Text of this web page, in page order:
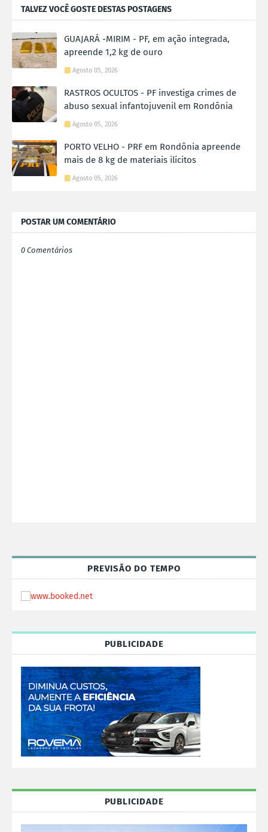
TALVEZ VOCÊ GOSTE DESTAS POSTAGENS
GUAJARÁ -MIRIM - PF, em ação integrada,
apreende 1,2 kg de ouro
Agosto 05, 2026
RASTROS OCULTOS - PF investiga crimes de
abuso sexual infantojuvenil em Rondônia
Agosto 05, 2026
PORTO VELHO - PRF em Rondônia apreende
mais de 8 kg de materiais ilícitos
Agosto 05, 2026
POSTAR UM COMENTÁRIO
0 Comentários
PREVISÃO DO TEMPO
PUBLICIDADE
PUBLICIDADE